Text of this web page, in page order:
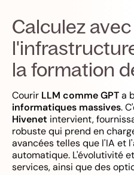
Calculez
la formation
Courir LLM comme GPTa
informatiques massives.
Hivenet intervient,
robuste qui prend en
avancées telles que l'IA et
automatique. L'évolutivité
services, ainsi que des